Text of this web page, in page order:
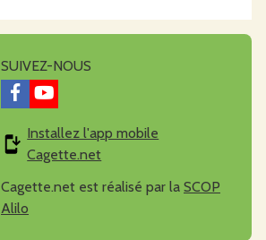
SUIVEZ-NOUS
Installez l'app mobile
Cagette.net
Cagette.net est réalisé par la SCOP
Alilo